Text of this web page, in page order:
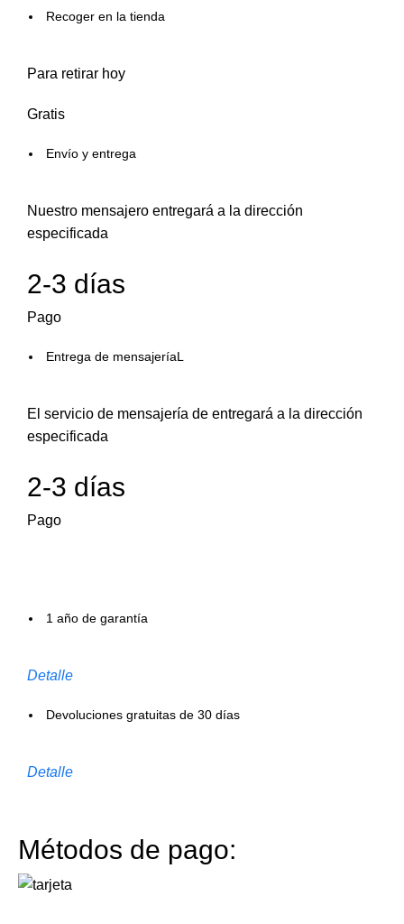
Recoger en la tienda
Para retirar hoy
Gratis
Envío y entrega
Nuestro mensajero entregará a la dirección
especificada
2-3 días
Pago
Entrega de mensajeríaL
El servicio de mensajería de entregará a la dirección
especificada
2-3 días
Pago
1 año de garantía
Detalle
Devoluciones gratuitas de 30 días
Detalle
Métodos de pago: